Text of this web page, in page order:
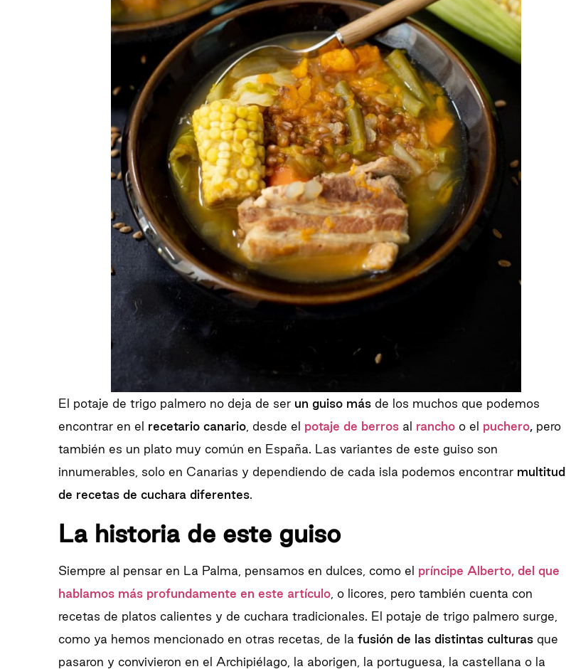
El potaje de trigo palmero no deja de ser un guiso más de los muchos que podemos
encontrar en el recetario canario , desde el potaje de berros al rancho o el puchero pero
también es un plato muy común en España. Las variantes de este guiso son
innumerables, solo en Canarias y dependiendo de cada isla podemos encontrar multitud
de recetas de cuchara diferentes
La historia de este guiso
Siempre al pensar en La Palma, pensamos en dulces, como el príncipe Alberto, del que
hablamos más profundamente en este artículo , o licores, pero también cuenta con
recetas de platos calientes y de cuchara tradicionales. El potaje de trigo palmero surge,
como ya hemos mencionado en otras recetas, de la fusión de las distintas culturas que
pasaron y convivieron en el Archipiélago, la aborigen, la portuguesa, la castellana o la